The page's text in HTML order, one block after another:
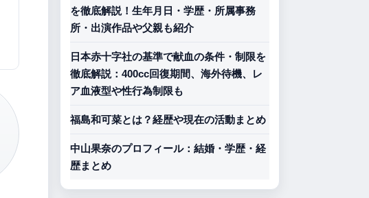
を徹底解説！生年月日・学歴・所属事務
所・出演作品や父親も紹介
日本赤十字社の基準で献血の条件・制限を
徹底解説：400cc回復期間、海外待機、レ
ア血液型や性行為制限も
福島和可菜とは？経歴や現在の活動まとめ
中山果奈のプロフィール：結婚・学歴・経
歴まとめ